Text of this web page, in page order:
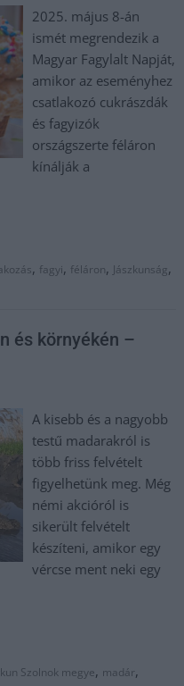
2025. május 8-án
ismét megrendezik a
Magyar Fagylalt Napját,
amikor az eseményhez
csatlakozó cukrászdák
és fagyizók
országszerte féláron
kínálják a
, fagyi, féláron, Jászkunság,
és környékén –
A kisebb és a nagyobb
testű madarakról is
több friss felvételt
figyelhetünk meg. Még
némi akcióról is
sikerült felvételt
készíteni, amikor egy
vércse ment neki egy
Szolnok megye, madár,